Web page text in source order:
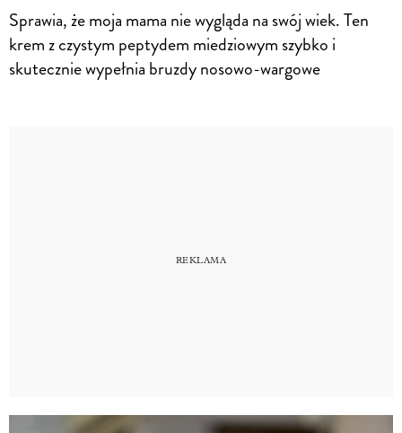
Sprawia, że moja mama nie wygląda na swój wiek. Ten
krem z czystym peptydem miedziowym szybko i
skutecznie wypełnia bruzdy nosowo-wargowe